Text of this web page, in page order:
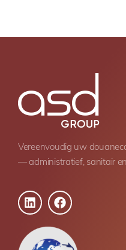
Vereenvoudig uw
— administratief, sanitair en